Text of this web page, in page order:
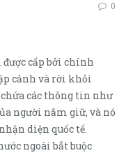
0
cấp bởi chính
cảnh và rời khỏi
các thông tin như
người nắm giữ, và nó
diện quốc tế.
ngoài bắt buộc